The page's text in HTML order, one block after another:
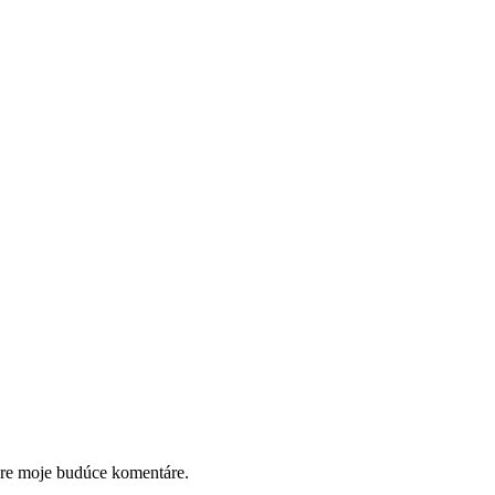
moje budúce komentáre.